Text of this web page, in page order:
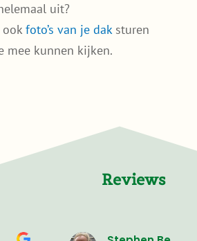
uit?
foto’s van je daksturen
mee kunnen kijken.
Reviews